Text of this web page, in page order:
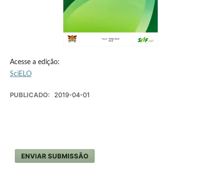
Acesse a edição:
SciELO
PUBLICADO: 2019-04-01
ENVIAR SUBMISSÃO